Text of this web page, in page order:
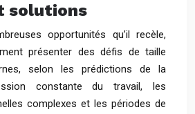
solutions
opportunités qu’il recèle,
présenter des défis de taille
selon les prédictions de la
constante du travail, les
complexes et les périodes de